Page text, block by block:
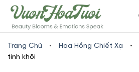
www.vuonhoatuoi.vnSkip
to
content
Trang Chủ • Hoa Hồng Chiết Xạ •
tinh khôi